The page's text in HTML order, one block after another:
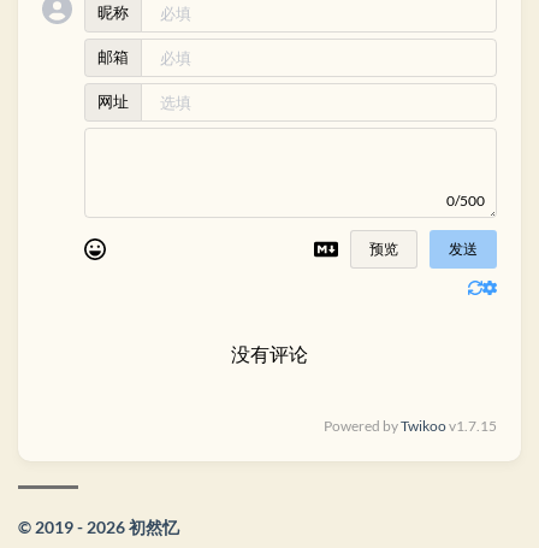
昵称
邮箱
网址
0/500
预览 发送
没有评论
Powered byTwikoov1.7.15
© 2019 - 2026 初然忆